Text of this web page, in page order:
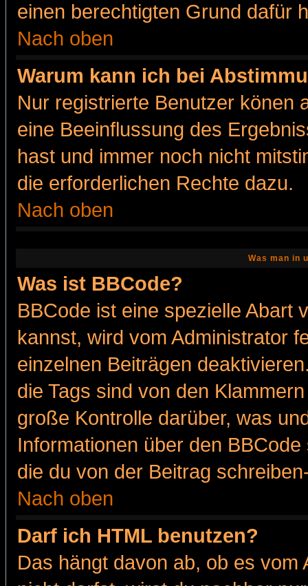
einen berechtigten Grund dafür
Nach oben
Warum kann ich bei
Nur registrierte Benutzer könen
eine Beeinflussung des
hast und immer noch nicht
die erforderlichen Rechte dazu.
Nach oben
Was man in
Was ist BBCode?
BBCode ist eine spezielle Abart
kannst, wird vom Administrator
einzelnen Beiträgen
die Tags sind von den
große Kontrolle darüber, was
Informationen über den
die du von der Beitrag
Nach oben
Darf ich HTML benutzen?
Das hängt davon ab, ob es